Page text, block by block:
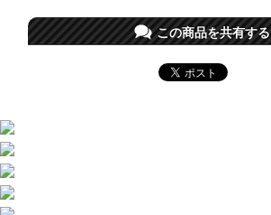
この商品を共有する